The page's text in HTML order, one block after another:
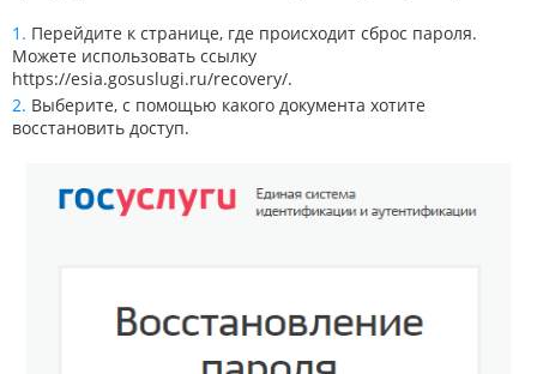
Перейдите к странице, где происходит сброс пароля.
Можете использовать ссылку
https://esia.gosuslugi.ru/recovery/.
Выберите, с помощью какого документа хотите
восстановить доступ.